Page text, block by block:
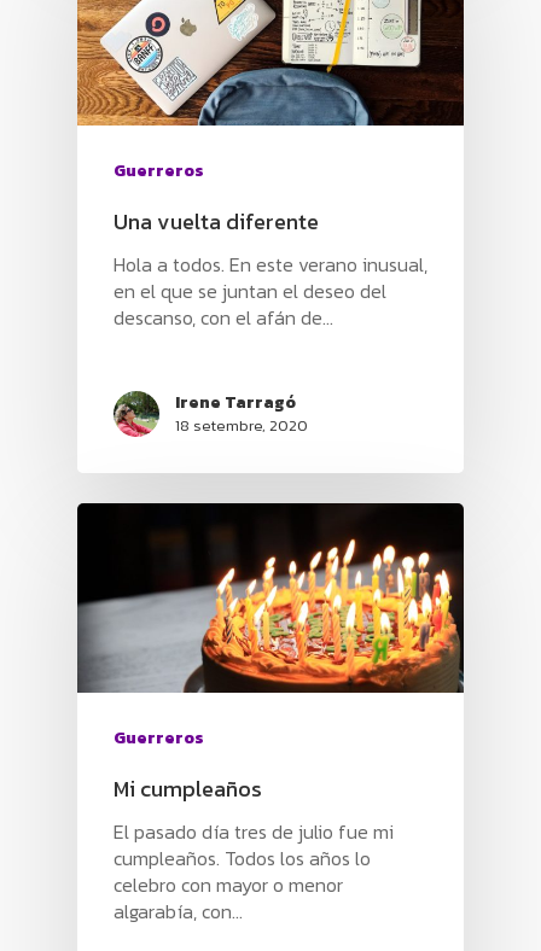
Guerreros
Una vuelta diferente
Hola a todos. En este verano inusual,
en el que se juntan el deseo del
descanso, con el afán de…
Irene Tarragó
18 setembre, 2020
Guerreros
Mi cumpleaños
El pasado día tres de julio fue mi
cumpleaños. Todos los años lo
celebro con mayor o menor
algarabía, con…